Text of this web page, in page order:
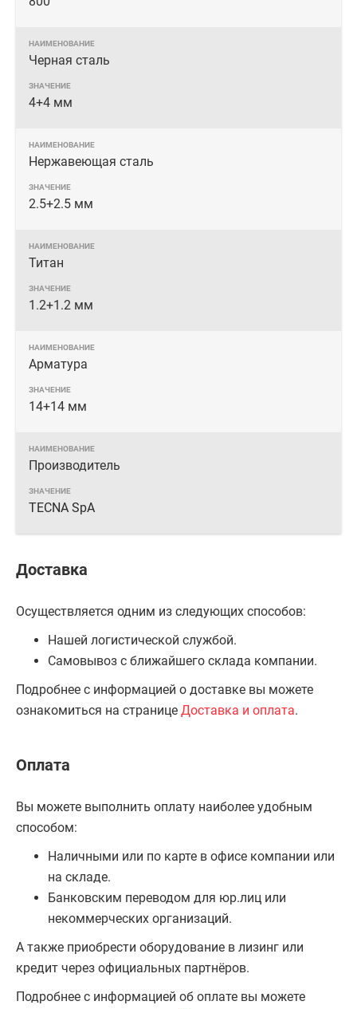
Черная сталь
4+4 мм
Нержавеющая сталь
2.5+2.5 мм
Титан
1.2+1.2 мм
Арматура
14+14 мм
Производитель
TECNA SpA
Доставка
Осуществляется одним из следующих способов:
Нашей логистической службой.
Самовывоз с ближайшего склада компании.
Подробнее с информацией о доставке вы можете
ознакомиться на странице Доставка и оплата.
Оплата
Вы можете выполнить оплату наиболее удобным
способом:
Наличными или по карте в офисе компании или
на складе.
Банковским переводом для юр.лиц или
некоммерческих организаций.
А также приобрести оборудование в лизинг или
кредит через официальных партнёров.
Подробнее с информацией об оплате вы можете